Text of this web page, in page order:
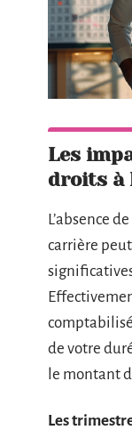
Les
droits à
L’absence
carrière
de votre
le montant
Les